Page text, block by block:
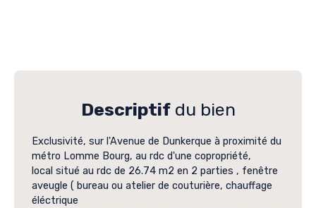
Descriptifdu bien
Exclusivité, sur l'Avenue de Dunkerque à proximité du
métro Lomme Bourg, au rdc d'une copropriété,
local situé au rdc de 26.74 m2 en 2 parties , fenêtre
aveugle ( bureau ou atelier de couturière, chauffage
éléctrique